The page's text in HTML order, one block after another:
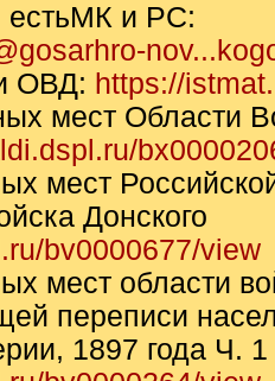
естьМК и РС:
ОВД: https://
мест Области
мест
Донского
bv0000677/view
мест области
переписи
1897 года Ч. 1